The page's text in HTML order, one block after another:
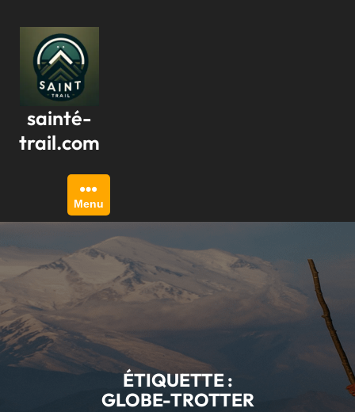
contenu
sainté-
trail.com
Menu
ÉTIQUETTE :
GLOBE-TROTTER